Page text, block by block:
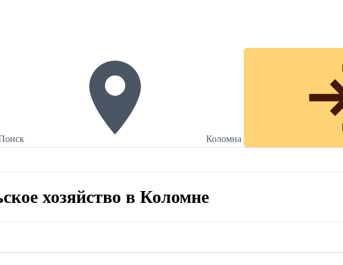
Коломна
хозяйство в Коломне